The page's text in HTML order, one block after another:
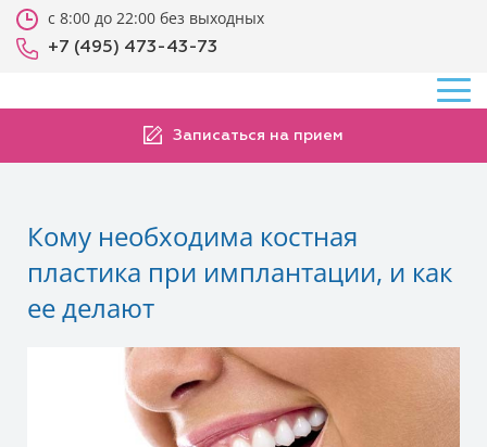
с 8:00 до 22:00 без выходных
+7 (495) 473-43-73
Записаться на прием
Кому необходима костная
пластика при имплантации, и как
ее делают